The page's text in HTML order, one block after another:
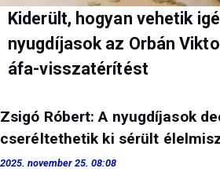
Kiderült, hogyan vehetik
nyugdíjasok az Orbán
áfa-visszatérítést
Zsigó Róbert: A nyugdíjasok
cseréltethetik ki sérült
2025. november 25. 08:08